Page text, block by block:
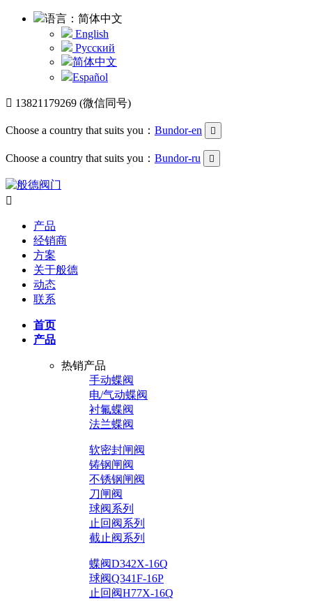
语言：简体中文
English
Русский
简体中文
Español
 13821179269 (微信同号)
Choose a country that suits you： Bundor-en 
Choose a country that suits you： Bundor-ru 

产品
经销商
方案
关于般德
动态
联系
首页
产品
热销产品
手动蝶阀
电/气动蝶阀
衬氟蝶阀
法兰蝶阀
软密封闸阀
铸钢闸阀
不锈钢闸阀
刀闸阀
球阀系列
止回阀系列
截止阀系列
蝶阀D342X-16Q
球阀Q341F-16P
止回阀H77X-16Q